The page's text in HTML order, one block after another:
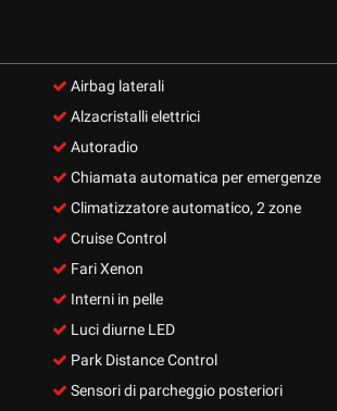
Airbag laterali
Alzacristalli elettrici
Autoradio
Chiamata automatica per emergenze
Climatizzatore automatico, 2 zone
Cruise Control
Fari Xenon
Interni in pelle
Luci diurne LED
Park Distance Control
Sensori di parcheggio posteriori